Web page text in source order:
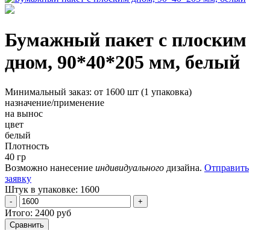
Бумажный пакет с плоским
дном, 90*40*205 мм, белый
Минимальный заказ: от 1600 шт (1 упаковка)
назначение/применение
на вынос
цвет
белый
Плотность
40 гр
Возможно нанесение индивидуального дизайна. Отправить
заявку
Штук в упаковке: 1600
- +
Итого: 2400 руб
Сравнить